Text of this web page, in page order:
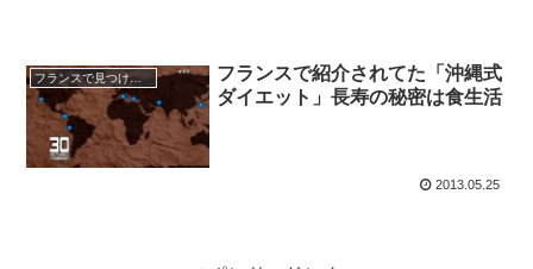
フランスで見つけた日本
フランスで紹介されてた「沖縄式
ダイエット」長寿の秘密は食生活
2013.05.25